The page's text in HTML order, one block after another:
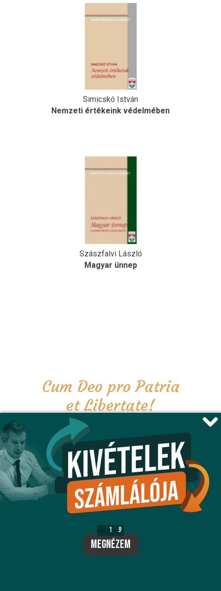
Simicskó István
Nemzeti értékeink védelmében
Szászfalvi László
Magyar ünnep
Cum Deo pro Patria
et Libertate!
Istennel a Hazáért
és a Szabadságért!
csatlakozom
11 9
8
9
megnézem